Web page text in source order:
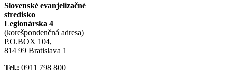
Slovenské evanjelizačné
stredisko
Legionárska 4
(korešpondenčná adresa)
P.O.BOX 104,
814 99 Bratislava 1
Tel.: 0911 798 800